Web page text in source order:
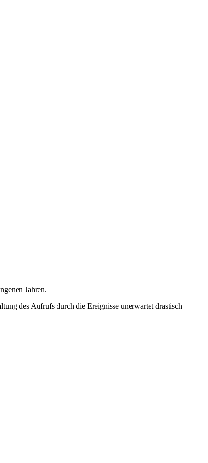
Jahren.
des Aufrufs durch die Ereignisse unerwartet drastisch